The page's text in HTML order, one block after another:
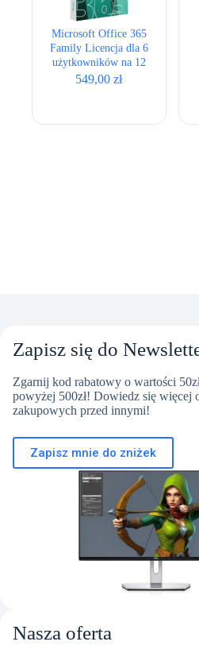
Microsoft Office 365
Family Licencja dla 6
użytkowników na 12
miesięcy
549,00zł
Zapisz się do
Zgarnij kod rabatowy o wartości
powyżej 500zł! Dowiedz się więcej
zakupowych przed innymi!
Zapisz mnie do zniżek
Nasza oferta